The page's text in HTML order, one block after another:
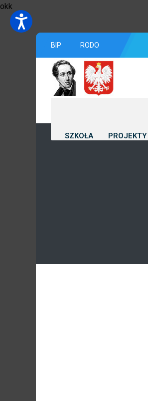
okk
BIP RODO
SZKOŁA PROJEKTY